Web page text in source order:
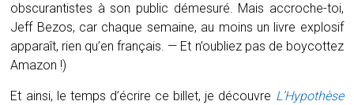
obscurantistes à son public démesuré. Mais accroche-toi,
Jeff Bezos, car chaque semaine, au moins un livre explosif
apparaît, rien qu’en français. — Et n’oubliez pas de boycottez
Amazon !)
Et ainsi, le temps d’écrire ce billet, je découvre L’Hypothèse